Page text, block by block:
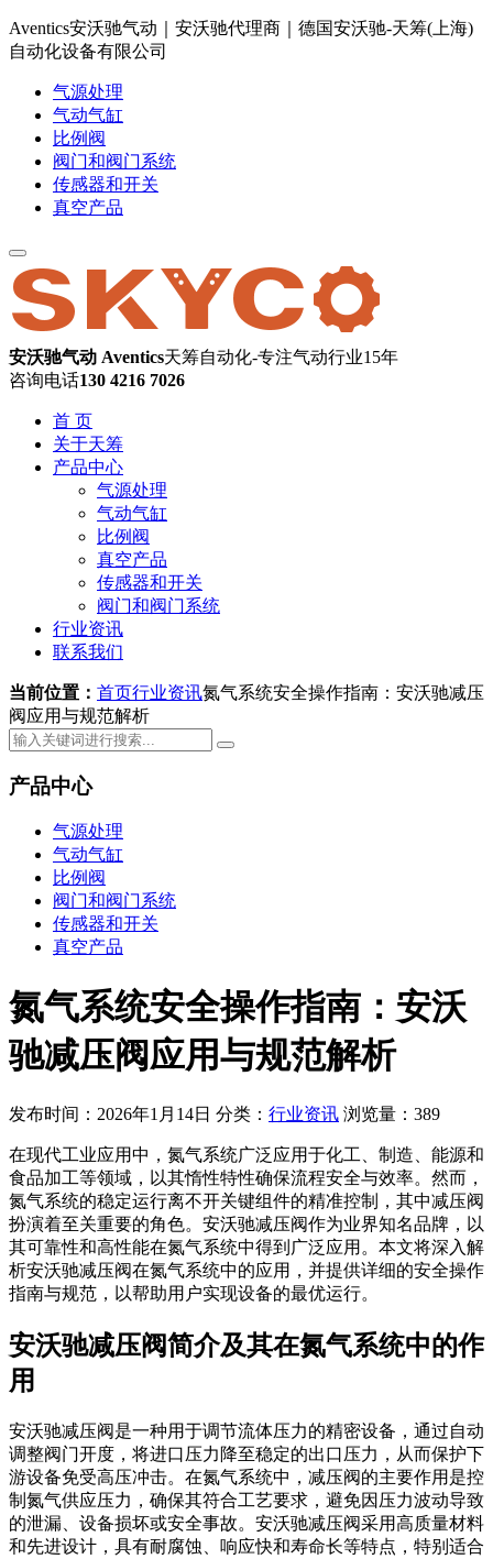
Aventics安沃驰气动｜安沃驰代理商｜德国安沃驰-天筹(上海)
自动化设备有限公司
气源处理
气动气缸
比例阀
阀门和阀门系统
传感器和开关
真空产品
安沃驰气动 Aventics天筹自动化-专注气动行业15年
咨询电话130 4216 7026
首 页
关于天筹
产品中心
气源处理
气动气缸
比例阀
真空产品
传感器和开关
阀门和阀门系统
行业资讯
联系我们
当前位置： 首页行业资讯氮气系统安全操作指南：安沃驰减压
阀应用与规范解析
产品中心
气源处理
气动气缸
比例阀
阀门和阀门系统
传感器和开关
真空产品
氮气系统安全操作指南：安沃
驰减压阀应用与规范解析
发布时间：2026年1月14日 分类： 行业资讯 浏览量：389
在现代工业应用中，氮气系统广泛应用于化工、制造、能源和
食品加工等领域，以其惰性特性确保流程安全与效率。然而，
氮气系统的稳定运行离不开关键组件的精准控制，其中减压阀
扮演着至关重要的角色。安沃驰减压阀作为业界知名品牌，以
其可靠性和高性能在氮气系统中得到广泛应用。本文将深入解
析安沃驰减压阀在氮气系统中的应用，并提供详细的安全操作
指南与规范，以帮助用户实现设备的最优运行。
安沃驰减压阀简介及其在氮气系统中的作
用
安沃驰减压阀是一种用于调节流体压力的精密设备，通过自动
调整阀门开度，将进口压力降至稳定的出口压力，从而保护下
游设备免受高压冲击。在氮气系统中，减压阀的主要作用是控
制氮气供应压力，确保其符合工艺要求，避免因压力波动导致
的泄漏、设备损坏或安全事故。安沃驰减压阀采用高质量材料
和先进设计，具有耐腐蚀、响应快和寿命长等特点，特别适合